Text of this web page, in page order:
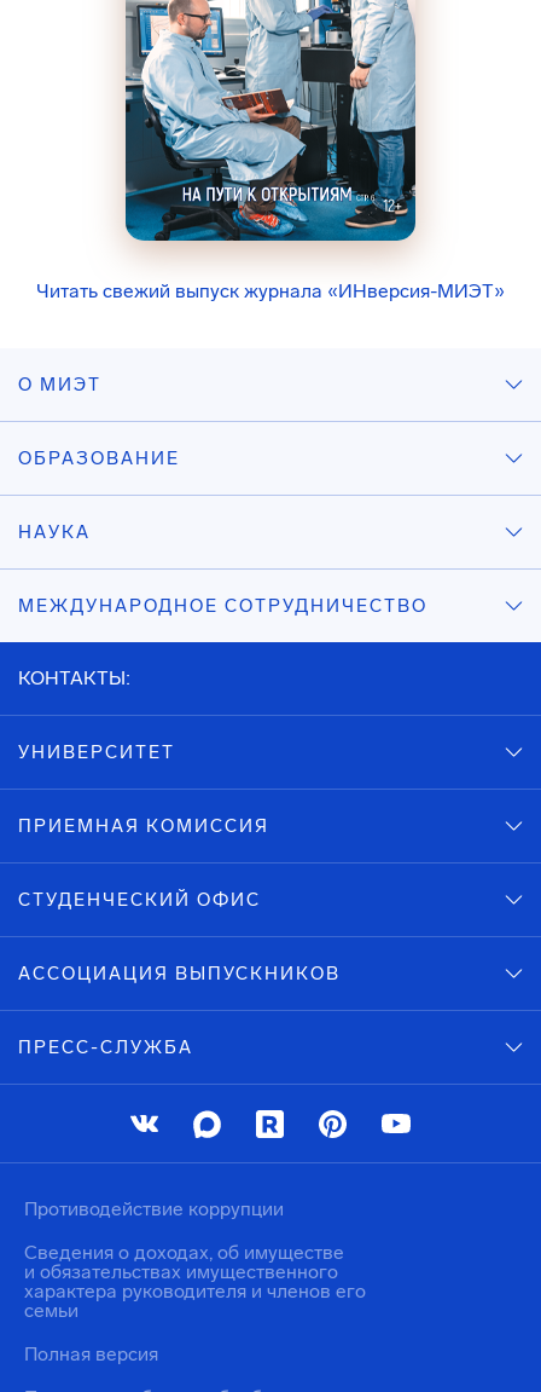
Читать свежий выпуск журнала «ИНверсия-МИЭТ»
О МИЭТ
ОБРАЗОВАНИЕ
НАУКА
МЕЖДУНАРОДНОЕ СОТРУДНИЧЕСТВО
КОНТАКТЫ:
УНИВЕРСИТЕТ
ПРИЕМНАЯ КОМИССИЯ
СТУДЕНЧЕСКИЙ ОФИС
АССОЦИАЦИЯ ВЫПУСКНИКОВ
ПРЕСС-СЛУЖБА
Противодействие коррупции
Сведения о доходах, об имуществе
и обязательствах имущественного
характера руководителя и членов его
семьи
Полная версия